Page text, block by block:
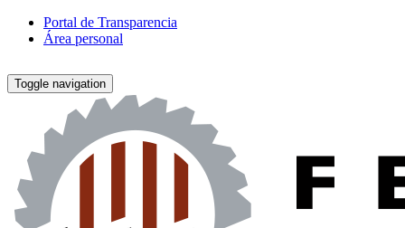
Portal de Transparencia
Área personal
Toggle navigation